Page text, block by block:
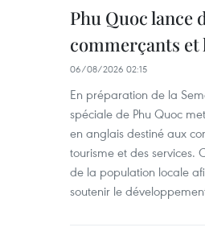
Phu Quoc lance
commerçants et
06/08/2026 02:15
En préparation de la
spéciale de Phu Quoc
en anglais destiné aux
tourisme et des services.
de la population locale
soutenir le